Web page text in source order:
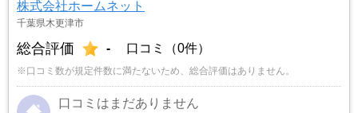
株式会社ホームネット
千葉県木更津市
総合評価 - 口コミ（0件）
※口コミ数が規定件数に満たないため、総合評価はありません。
口コミはまだありません